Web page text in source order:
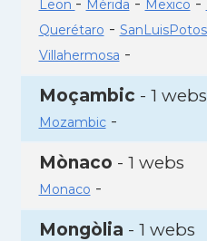
Leon Mérida Mexico
Querétaro -
Villahermosa -
Moçambic - 1 webs
Mozambic-
Mònaco - 1 webs
Monaco -
Mongòlia - 1 webs